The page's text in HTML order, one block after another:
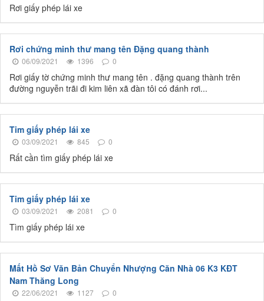
Rơi giấy phép lái xe
Rơi chứng minh thư mang tên Đặng quang thành
06/09/2021 1396 0
Rơi giấy tờ chứng minh thư mang tên . đặng quang thành trên
đường nguyễn trãi đi kim liên xã đàn tôi có đánh rơi...
Tim giấy phép lái xe
03/09/2021 845 0
Rất cần tìm giấy phép lái xe
Tim giấy phép lái xe
03/09/2021 2081 0
Tìm giấy phép lái xe
Mất Hồ Sơ Văn Bản Chuyển Nhượng Căn Nhà 06 K3 KĐT
Nam Thăng Long
22/06/2021 1127 0